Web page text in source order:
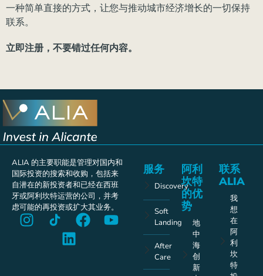
一种简单直接的方式，让您与推动城市经济增长的一切保持
联系。
立即注册，不要错过任何内容。
ALIA 的主要职能是管理对国内和
国际投资的搜索和收购，包括来
自潜在的新投资者和已经在西班
牙或阿利坎特运营的公司，并考
虑可能的再投资或扩大其业务。
服务
Discovery
Soft
Landing
After
Care
阿利
坎特
的优
势
地
中
海
创
新
联系
ALIA
我
想
在
阿
利
坎
特